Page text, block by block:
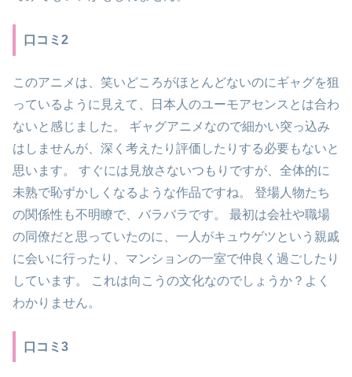
口コミ2
このアニメは、笑いどころがほとんどないのにギャグを狙
っているように見えて、日本人のユーモアセンスとは合わ
ないと感じました。 ギャグアニメなので細かい突っ込み
はしませんが、深く考えたり評価したりする必要もないと
思います。 すぐには見放さないつもりですが、全体的に
未熟で恥ずかしくなるような作品ですね。 登場人物たち
の関係性も不明瞭で、バラバラです。 最初は会社や職場
の同僚だと思っていたのに、一人がキュウゲツという親戚
に会いに行ったり、マンションの一室で仲良く過ごしたり
しています。 これは向こうの文化なのでしょうか？よく
わかりません。
口コミ3